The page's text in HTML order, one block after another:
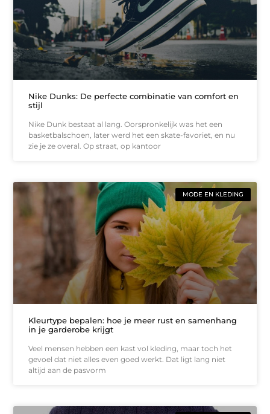
Nike Dunks: De perfecte combinatie van comfort en
stijl
Nike Dunk bestaat al lang. Oorspronkelijk was het een
basketbalschoen, later werd het een skate-favoriet, en nu
zie je ze overal. Op straat, op kantoor
MODE EN KLEDING
Kleurtype bepalen: hoe je meer rust en samenhang
in je garderobe krijgt
Veel mensen hebben een kast vol kleding, maar toch het
gevoel dat niet alles even goed werkt. Dat ligt lang niet
altijd aan de pasvorm